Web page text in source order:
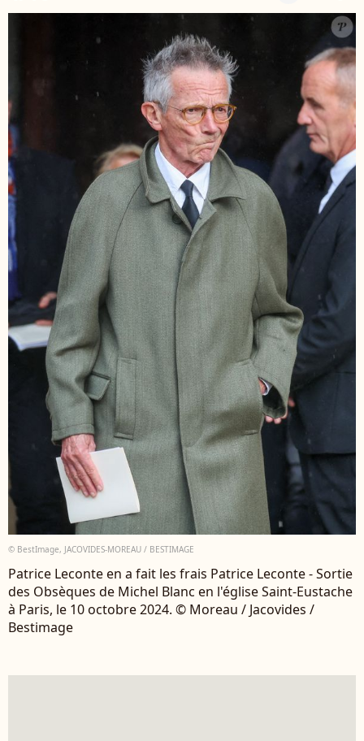
© BestImage, JACOVIDES-MOREAU / BESTIMAGE
Patrice Leconte en a fait les frais Patrice Leconte - Sortie
des Obsèques de Michel Blanc en l'église Saint-Eustache
à Paris, le 10 octobre 2024. © Moreau / Jacovides /
Bestimage